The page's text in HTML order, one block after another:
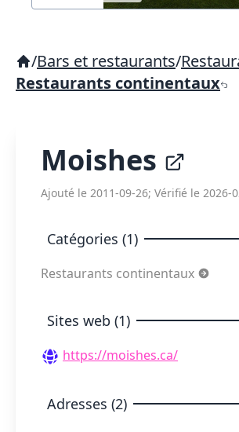
/Bars et restaurants/
Restaurants continentaux
Moishes
Ajouté le 2011-09-26; Vérifié le 2026-
Catégories (1)
Restaurants continentaux
Sites web (1)
https://moishes.ca/
Adresses (2)